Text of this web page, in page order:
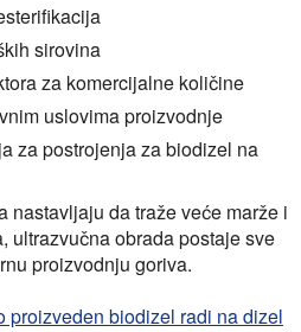
sirovina
za komercijalne količine
uslovima proizvodnje
za postrojenja za biodizel na
nastavljaju da traže veće marže i
ultrazvučna obrada postaje sve
proizvodnju goriva.
proizveden biodizel radi na dizel